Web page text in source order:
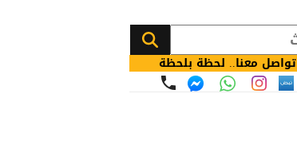
تواصل معنا.. لحظة بلحظة